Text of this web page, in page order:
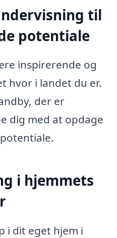
til
potentiale
inspirerende og
hvor i landet du er.
der er
dig med at opdage
i hjemmets
i dit eget hjem i